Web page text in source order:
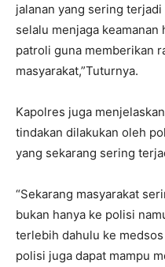
jalanan yang sering
selalu menjaga
patroli guna memberikan
masyarakat,”Tuturnya.
Kapolres juga
tindakan dilakukan oleh
yang sekarang sering
“Sekarang masyarakat
bukan hanya ke polisi
terlebih dahulu ke
polisi juga dapat mampu